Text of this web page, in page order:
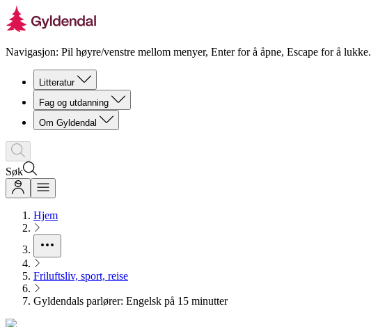
Navigasjon: Pil høyre/venstre mellom menyer, Enter for å åpne, Escape for å lukke.
Litteratur
Fag og utdanning
Om Gyldendal
Søk
Hjem
Friluftsliv, sport, reise
Gyldendals parlører: Engelsk på 15 minutter